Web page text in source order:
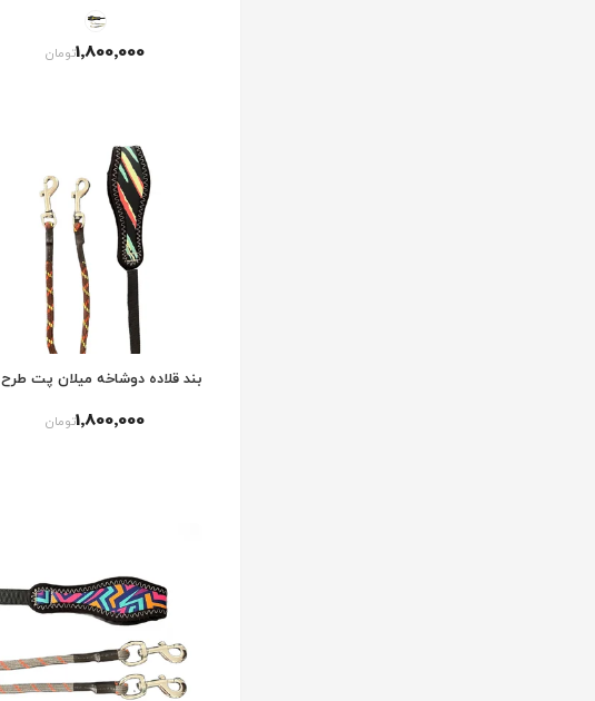
1٬800٬000تومان
بند قلاده دوشاخه میلان پت طرح 8
1٬800٬000تومان